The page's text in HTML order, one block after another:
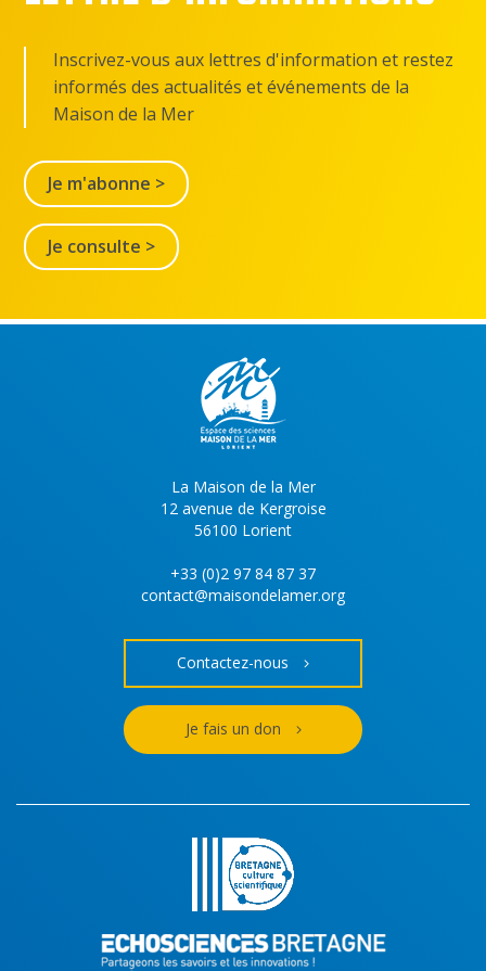
Inscrivez-vous aux lettres d'information et restez
informés des actualités et événements de la
Maison de la Mer
Je m'abonne >
Je consulte >
La Maison de la Mer
12 avenue de Kergroise
56100 Lorient
+33 (0)2 97 84 87 37
contact@maisondelamer.org
Contactez-nous
Je fais un don